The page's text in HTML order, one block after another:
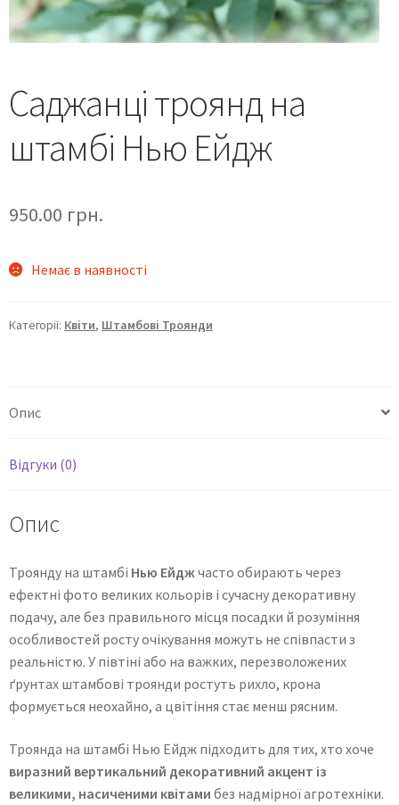
Саджанці троянд на
штамбі Нью Ейдж
950.00 грн.
Немає в наявності
Категорії: Квіти, Штамбові Троянди
Опис
Відгуки (0)
Опис
Троянду на штамбі Нью Ейджчасто обирають через
ефектні фото великих кольорів і сучасну декоративну
подачу, але без правильного місця посадки й розуміння
особливостей росту очікування можуть не співпасти з
реальністю. У півтіні або на важких, перезволожених
ґрунтах штамбові троянди ростуть рихло, крона
формується неохайно, а цвітіння стає менш рясним.
Троянда на штамбі Нью Ейдж підходить для тих, хто хоче
виразний вертикальний декоративний акцент із
великими, насиченими квітами без надмірної агротехніки.